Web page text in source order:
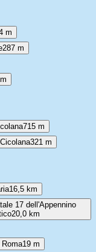
m
287 m
715 m
321 m
16,5 km
17 dell'Appennino
20,0 km
19 m